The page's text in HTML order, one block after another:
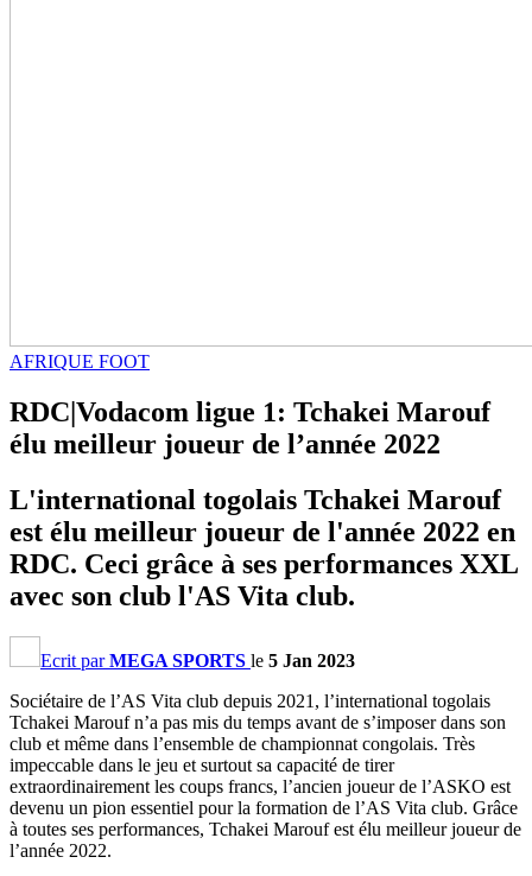
AFRIQUE FOOT
RDC|Vodacom ligue 1: Tchakei Marouf
élu meilleur joueur de l’année 2022
L'international togolais Tchakei Marouf
est élu meilleur joueur de l'année 2022 en
RDC. Ceci grâce à ses performances XXL
avec son club l'AS Vita club.
Ecrit parMEGA SPORTS le 5 Jan 2023
Sociétaire de l’AS Vita club depuis 2021, l’international togolais
Tchakei Marouf n’a pas mis du temps avant de s’imposer dans son
club et même dans l’ensemble de championnat congolais. Très
impeccable dans le jeu et surtout sa capacité de tirer
extraordinairement les coups francs, l’ancien joueur de l’ASKO est
devenu un pion essentiel pour la formation de l’AS Vita club. Grâce
à toutes ses performances, Tchakei Marouf est élu meilleur joueur de
l’année 2022.